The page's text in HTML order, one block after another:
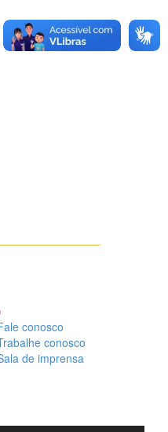
conosco
conosco
de imprensa